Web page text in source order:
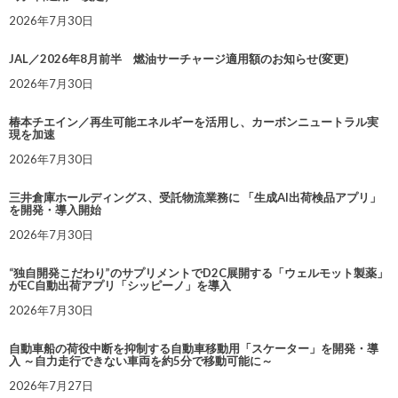
2026年7月30日
JAL／2026年8月前半 燃油サーチャージ適用額のお知らせ(変更)
2026年7月30日
椿本チエイン／再生可能エネルギーを活用し、カーボンニュートラル実
現を加速
2026年7月30日
三井倉庫ホールディングス、受託物流業務に 「生成AI出荷検品アプリ」
を開発・導入開始
2026年7月30日
“独自開発こだわり”のサプリメントでD2C展開する「ウェルモット製薬」
がEC自動出荷アプリ「シッピーノ」を導入
2026年7月30日
自動車船の荷役中断を抑制する自動車移動用「スケーター」を開発・導
入 ～自力走行できない車両を約5分で移動可能に～
2026年7月27日